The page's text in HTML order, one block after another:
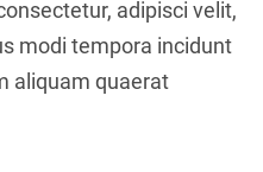
acte
adipisci velit,
modi tempora incidunt
aliquam quaerat